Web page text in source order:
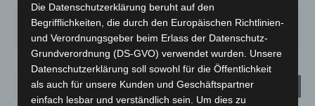
DO.
29°
FR.
24°
SA.
27°
SO.
31°
MO.
31
Die Datenschutzerklärung beruht auf den
Begrifflichkeiten, die durch den Europäischen Richtlinien-
und Verordnungsgeber beim Erlass der Datenschutz-
Grundverordnung (DS-GVO) verwendet wurden. Unsere
Datenschutzerklärung soll sowohl für die Öffentlichkeit
als auch für unsere Kunden und Geschäftspartner
einfach lesbar und verständlich sein. Um dies zu